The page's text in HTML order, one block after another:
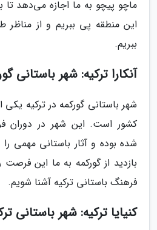
ماچو پیچو به ما اجازه می‌دهد تا
این منطقه پی ببریم و از مناظر
ببریم.
آنکارا ترکیه: شهر باستانی
شهر باستانی گورکمه در ترکیه
کشور است. این شهر در دوران
شده بوده و آثار باستانی مهمی
بازدید از گورکمه به ما این
فرهنگ باستانی ترکیه آشنا شویم.
کنیایا ترکیه: شهر باستانی